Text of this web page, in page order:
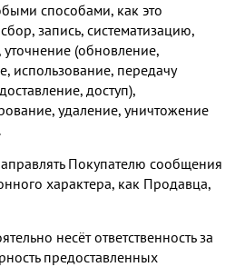
способами, как это
запись, систематизацию,
(обновление,
использование, передачу
доступ),
удаление, уничтожение
Покупателю сообщения
характера, как Продавца,
несёт ответственность за
предоставленных